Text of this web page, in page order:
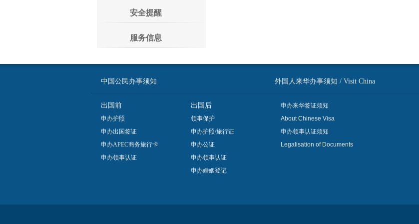
安全提醒
服务信息
中国公民办事须知 外国人来华办事须知 / Visit China
出国前
申办护照
申办出国签证
申办APEC商务旅行卡
申办领事认证
出国后
领事保护
申办护照/旅行证
申办公证
申办领事认证
申办婚姻登记
申办来华签证须知
About Chinese Visa
申办领事认证须知
Legalisation of Documents